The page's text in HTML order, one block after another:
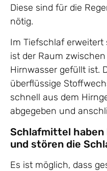
Diese sind für die
nötig.
Im Tiefschlaf
ist der Raum
Hirnwasser gefüllt ist.
überflüssige
schnell aus dem
abgegeben und
Schlafmittel haben
und stören die
Es ist möglich, dass